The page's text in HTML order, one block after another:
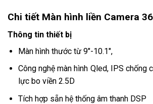
Chi tiết Màn hình liền Camera
Thông tin thiết bị
Màn hình thước từ 9"-10.1",
Công nghệ màn hình Qled, IPS chống
lực bo viền 2.5D
Tích hợp sẵn hệ thống âm thanh DSP